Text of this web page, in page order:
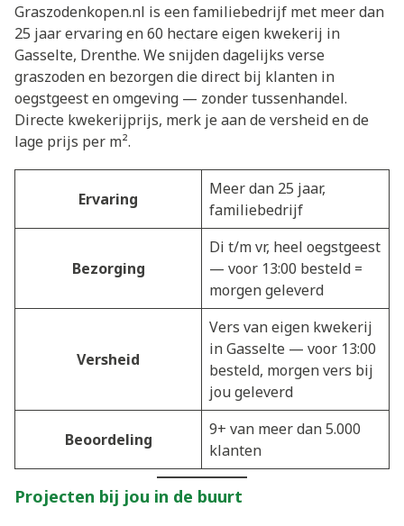
Graszodenkopen.nl is een familiebedrijf met meer dan
25 jaar ervaring en 60 hectare eigen kwekerij in
Gasselte, Drenthe. We snijden dagelijks verse
graszoden en bezorgen die direct bij klanten in
oegstgeest en omgeving — zonder tussenhandel.
Directe kwekerijprijs, merk je aan de versheid en de
lage prijs per m².
Ervaring
Meer dan 25 jaar,
familiebedrijf
Bezorging
Di t/m vr, heel oegstgeest
— voor 13:00 besteld =
morgen geleverd
Versheid
Vers van eigen kwekerij
in Gasselte — voor 13:00
besteld, morgen vers bij
jou geleverd
Beoordeling
9+ van meer dan 5.000
klanten
Projecten bij jou in de buurt